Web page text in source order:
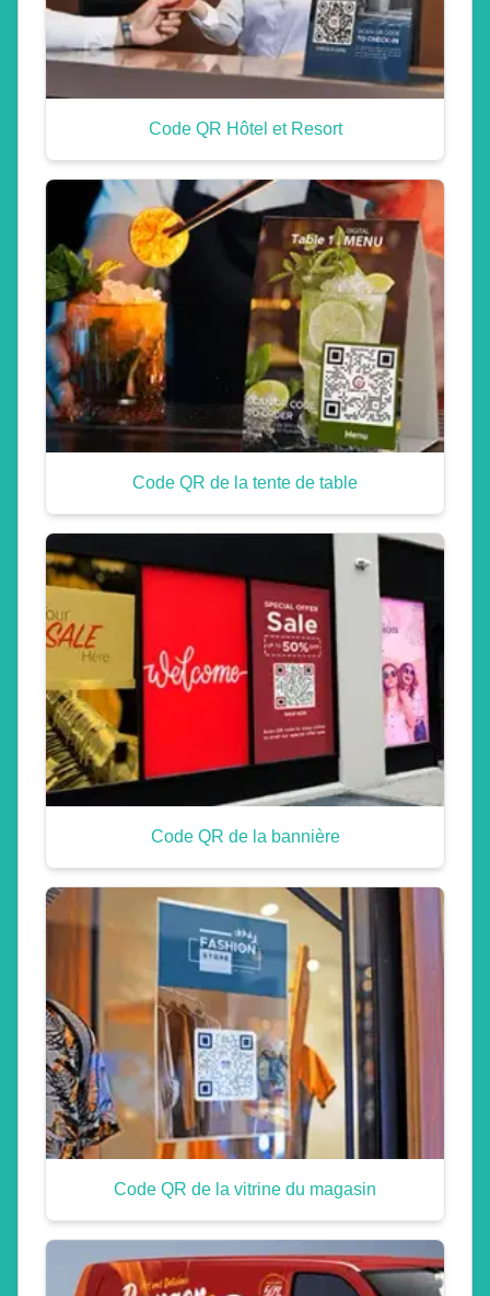
Code QR Hôtel et Resort
Code QR de la tente de table
Code QR de la bannière
Code QR de la vitrine du magasin